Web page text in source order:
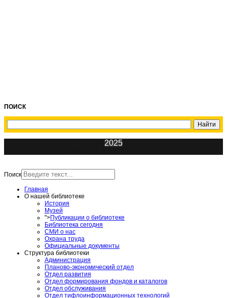
ПОИСК
2025
Поиск
Главная
О нашей библиотеке
История
Музей
">Публикации о библиотеке
Библиотека сегодня
СМИ о нас
Охрана труда
Официальные документы
Структура библиотеки
Администрация
Планово-экономический отдел
Отдел развития
Отдел формирования фондов и каталогов
Отдел обслуживания
Отдел тифлоинформационных технологий